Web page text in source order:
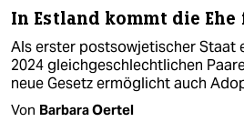
In Estland kommt die
Als erster postsowjetischer Staat
2024 gleich­geschlechtlichen
neue Gesetz ermöglicht auch
Von Barbara Oertel